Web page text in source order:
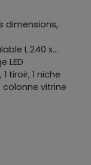
dimensions,
L.240 x
LED
tiroir, 1 niche
colonne vitrine